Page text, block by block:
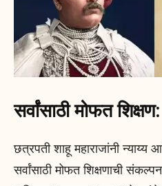
सर्वांसाठी मोफत शिक्षण:
छत्रपती शाहू महाराजांनी न्याय्य
सर्वांसाठी मोफत शिक्षणाची